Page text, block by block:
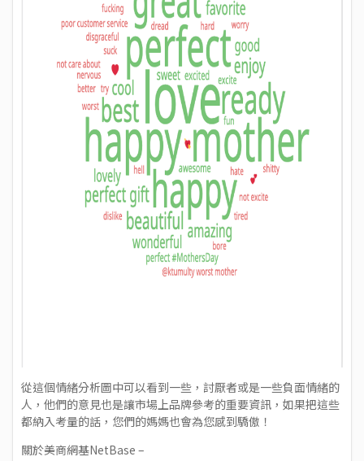
從這個情緒分析圖中可以看到一些，討厭者或是一些負面情緒的
人，他們的意見也是讓市場上品牌參考的重要資訊，如果把這些
都納入考量的話，您們的媽媽也會為您感到驕傲！
關於美商網基NetBase –